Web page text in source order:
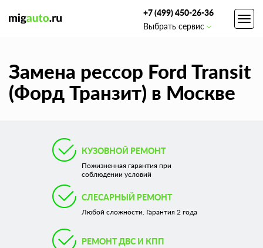
+7 (499) 450-26-36
Выбрать сервис
Замена рессор Ford Transit
(Форд Транзит) в Москве
КУЗОВНОЙ РЕМОНТ
Пожизненная гарантия при
соблюдении условий
СЛЕСАРНЫЙ РЕМОНТ
Любой сложности. Гарантия 2 года
РЕМОНТ ДВС И КПП